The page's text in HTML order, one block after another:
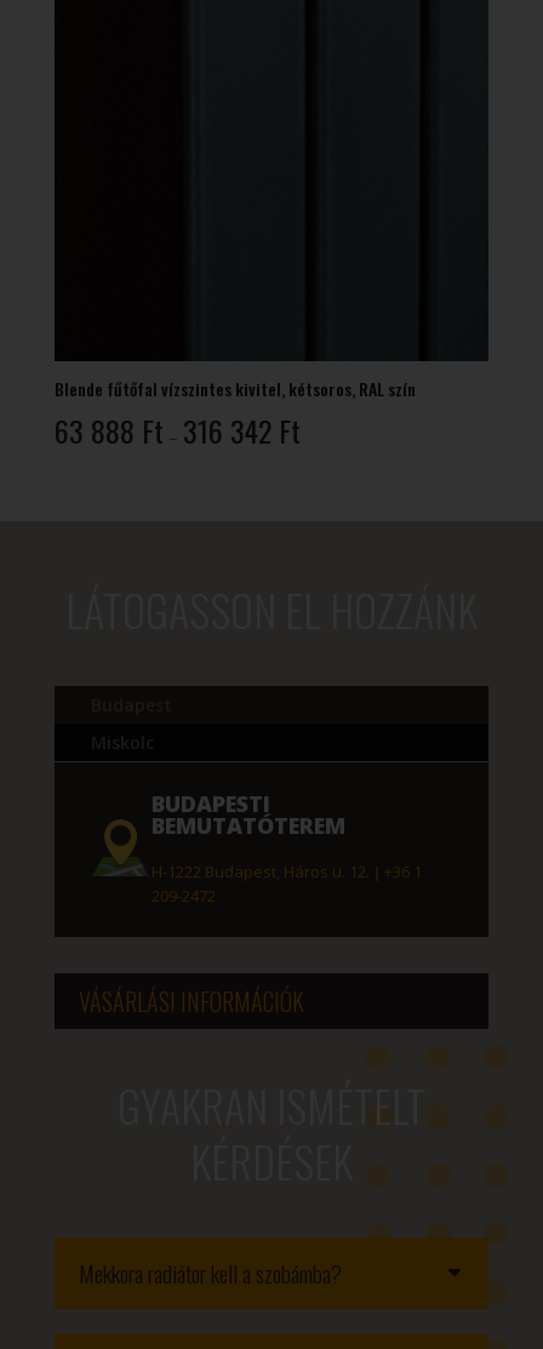
Blende fűtőfal vízszintes kivitel, kétsoros, RAL szín
63 888 Ft – 316 342 Ft63
Miskolc
BUDAPESTI
BEMUTATÓTEREM
H-1222 Budapest, Háros u. 12.
+36 1
209-2472
VÁSÁRLÁSI INFORMÁCIÓK
GYAKRAN ISMÉTELT
Mekkora radiátor kell a szobámba?